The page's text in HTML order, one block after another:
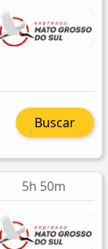
Buscar
5h 50m